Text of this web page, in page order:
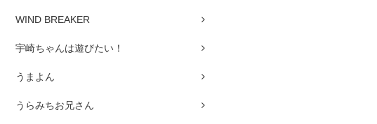
WIND BREAKER
宇崎ちゃんは遊びたい！
うまよん
うらみちお兄さん